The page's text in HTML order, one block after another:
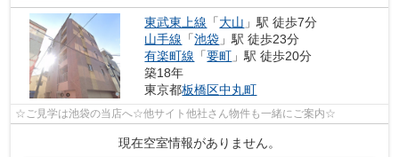
東武東上線 「大山 」駅 徒歩7分
山手線 「池袋 」駅 徒歩23分
有楽町線 「要町 」駅 徒歩20分
築18年
東京都板橋区中丸町
☆ご見学は池袋の当店へ☆他サイト他社さん物件も一緒にご案内☆
現在空室情報がありません。